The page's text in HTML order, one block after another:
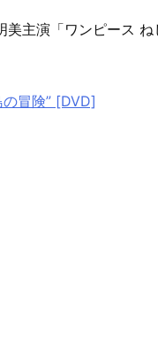
美主演「ワンピース
冒険” [DVD]